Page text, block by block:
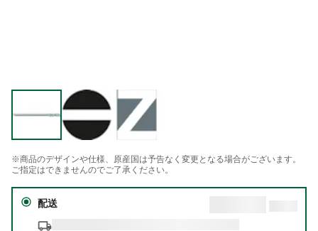
※商品のデザインや仕様、原産国は予告なく変更となる場合がございます。
ご指定はできませんのでご了承ください。
配送